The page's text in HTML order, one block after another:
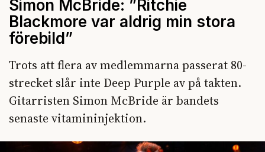
Simon McBride: ”Ritchie
Blackmore var aldrig min stora
förebild”
Trots att flera av medlemmarna passerat 80-
strecket slår inte Deep Purple av på takten.
Gitarristen Simon McBride är bandets
senaste vitamininjektion.